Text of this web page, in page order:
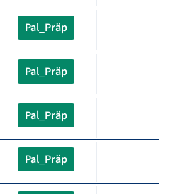
Pal_Präp
Pal_Präp
Pal_Präp
Pal_Präp